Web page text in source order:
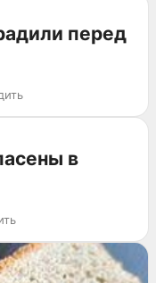
перед
в